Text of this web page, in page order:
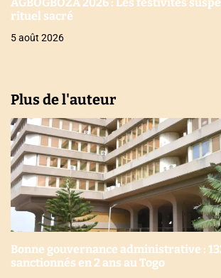
rituel sacré
5 août 2026
Plus de l'auteur
Bonne gouvernance administrative :
sanctionnés en 2 ans au Togo